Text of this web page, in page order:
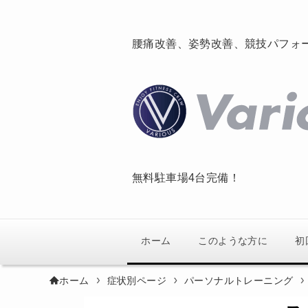
腰痛改善、姿勢改善、競技パフォ
無料駐車場4台完備！
ホーム このような方に 初
ホーム 症状別ページ パーソナルトレーニング